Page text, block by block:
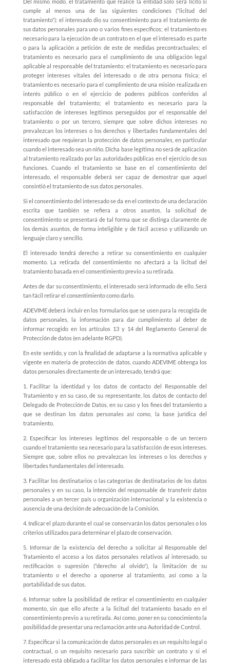
cumple al menos una de las siguientes condiciones (“licitud del
tratamiento”): el interesado dio su consentimiento para el tratamiento de
sus datos personales para uno o varios fines específicos; el tratamiento es
necesario para la ejecución de un contrato en el que el interesado es parte
o para la aplicación a petición de este de medidas precontractuales; el
tratamiento es necesario para el cumplimiento de una obligación legal
aplicable al responsable del tratamiento; el tratamiento es necesario para
proteger intereses vitales del interesado o de otra persona física; el
tratamiento es necesario para el cumplimiento de una misión realizada en
interés público o en el ejercicio de poderes públicos conferidos al
responsable del tratamiento; el tratamiento es necesario para la
satisfacción de intereses legítimos perseguidos por el responsable del
tratamiento o por un tercero, siempre que sobre dichos intereses no
prevalezcan los intereses o los derechos y libertades fundamentales del
interesado que requieran la protección de datos personales, en particular
cuando el interesado sea un niño. Dicha base legítima no será de aplicación
al tratamiento realizado por las autoridades públicas en el ejercicio de sus
funciones. Cuando el tratamiento se base en el consentimiento del
interesado, el responsable deberá ser capaz de demostrar que aquel
consintió el tratamiento de sus datos personales.
Si el consentimiento del interesado se da en el contexto de una declaración
escrita que también se refiera a otros asuntos, la solicitud de
consentimiento se presentará de tal forma que se distinga claramente de
los demás asuntos, de forma inteligible y de fácil acceso y utilizando un
lenguaje claro y sencillo.
El interesado tendrá derecho a retirar su consentimiento en cualquier
momento. La retirada del consentimiento no afectará a la licitud del
tratamiento basada en el consentimiento previo a su retirada.
Antes de dar su consentimiento, el interesado será informado de ello. Será
tan fácil retirar el consentimiento como darlo.
ADEVIME deberá incluir en los formularios que se usen para la recogida de
datos personales, la información para dar cumplimiento al deber de
informar recogido en los artículos 13 y 14 del Reglamento General de
Protección de datos (en adelante RGPD).
En este sentido, y con la finalidad de adaptarse a la normativa aplicable y
vigente en materia de protección de datos, cuando ADEVIME obtenga los
datos personales directamente de un interesado, tendrá que:
1.
Facilitar la identidad y los datos de contacto del Responsable del
Tratamiento y en su caso, de su representante, los datos de contacto del
Delegado de Protección de Datos, en su caso y los fines del tratamiento a
que se destinan los datos personales así como, la base jurídica del
tratamiento.
2.
Especificar los intereses legítimos del responsable o de un tercero
cuando el tratamiento sea necesario para la satisfacción de esos intereses.
Siempre que, sobre ellos no prevalezcan los intereses o los derechos y
libertades fundamentales del interesado.
3. Facilitar los destinatarios o las categorías de destinatarios de los datos
personales y en su caso, la intención del responsable de transferir datos
personales a un tercer país u organización internacional y la existencia o
ausencia de una decisión de adecuación de la Comisión.
4. Indicar el plazo durante el cual se conservarán los datos personales o los
criterios utilizados para determinar el plazo de conservación.
5.
Informar de la existencia del derecho a solicitar al Responsable del
Tratamiento el acceso a los datos personales relativos al interesado, su
rectificación o supresión (“derecho al olvido”), la
limitación de su
tratamiento o el derecho a oponerse al tratamiento, así como a la
portabilidad de sus datos.
6. Informar sobre la posibilidad de retirar el consentimiento en cualquier
momento, sin que ello afecte a la licitud del tratamiento basado en el
consentimiento previo a su retirada. Así como, poner en su conocimiento la
posibilidad de presentar una reclamación ante una Autoridad de Control.
7. Especificar si la comunicación de datos personales es un requisito legal o
contractual, o un requisito necesario para suscribir un contrato y si el
interesado está obligado a facilitar los datos personales e informar de las